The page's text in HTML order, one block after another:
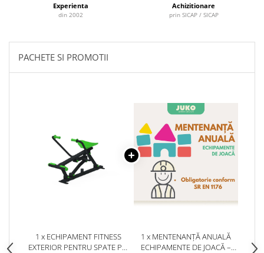
Mobilier urban DIZABILITATI
Experienta
din 2002
Achizitionare
prin SICAP / SICAP
PACHETE SI PROMOTII
1 x ECHIPAMENT FITNESS
EXTERIOR PENTRU SPATE PF-
1 x MENTENANȚĂ ANUALĂ
ECHIPAMENTE DE JOACĂ –